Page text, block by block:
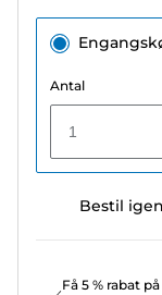
Antal
1
Bestil
Få 5 % rabat